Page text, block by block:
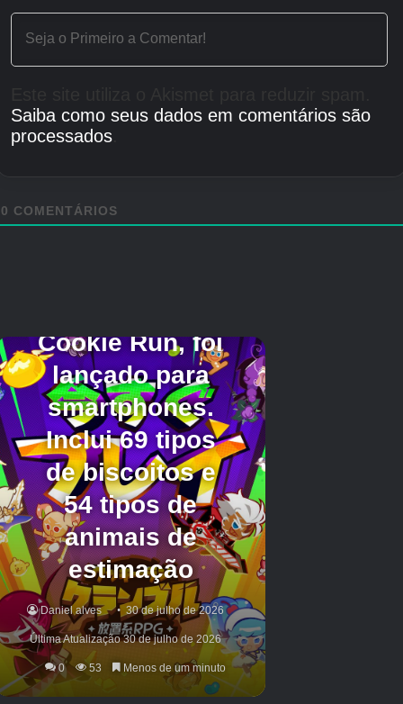
Saiba como seus dados em comentários são
processados.
0 COMENTÁRIOS